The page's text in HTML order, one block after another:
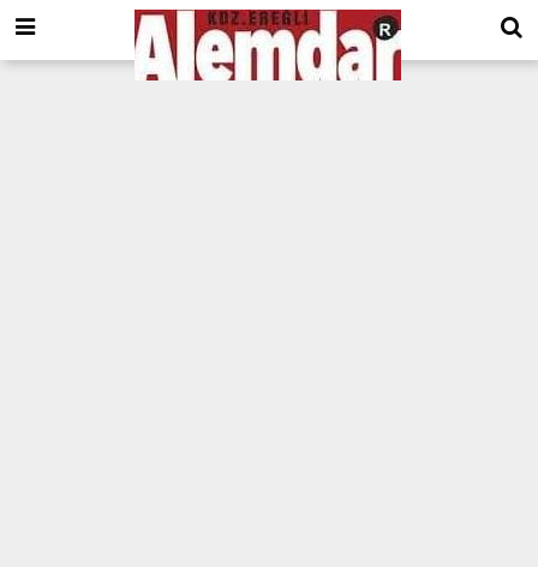
google.com, pub-8201930440372555, DIRECT, f08c47fec0942fa0